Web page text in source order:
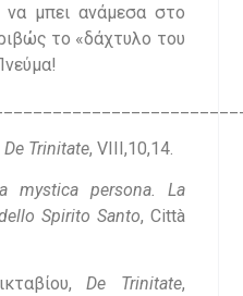
να μπει ανάμεσα στο
το «δάχτυλο του
De Trinitate, VIII,10,14.
mystica persona. La
Spirito Santo, Città
De Trinitate,